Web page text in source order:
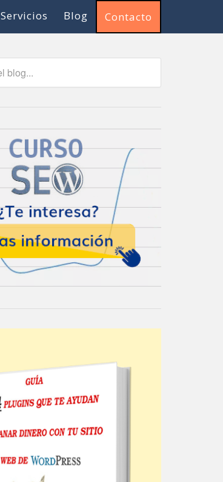
Contacto
Blog
Servicios